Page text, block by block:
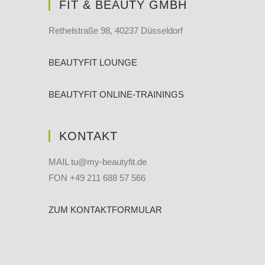
FIT & BEAUTY GMBH
Rethelstraße 98, 40237 Düsseldorf
BEAUTYFIT LOUNGE
BEAUTYFIT ONLINE-TRAININGS
KONTAKT
MAIL tu@my-beautyfit.de
FON +49 211 688 57 566
ZUM KONTAKTFORMULAR